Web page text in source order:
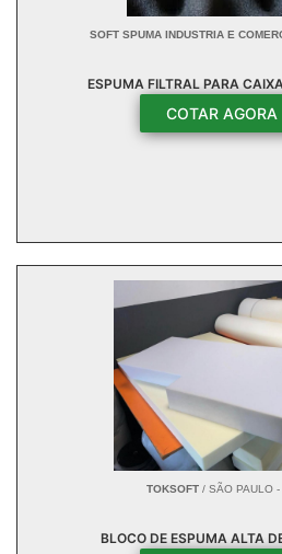
SOFT SPUMA INDUSTRIA E
ESPUMA FILTRAL PARA
COTAR AGORA
TOKSOFT/ SÃO PAULO -
BLOCO DE ESPUMA ALTA